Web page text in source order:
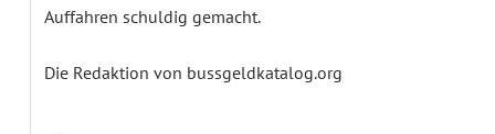
Auffahren schuldig gemacht.
Die Redaktion von bussgeldkatalog.org